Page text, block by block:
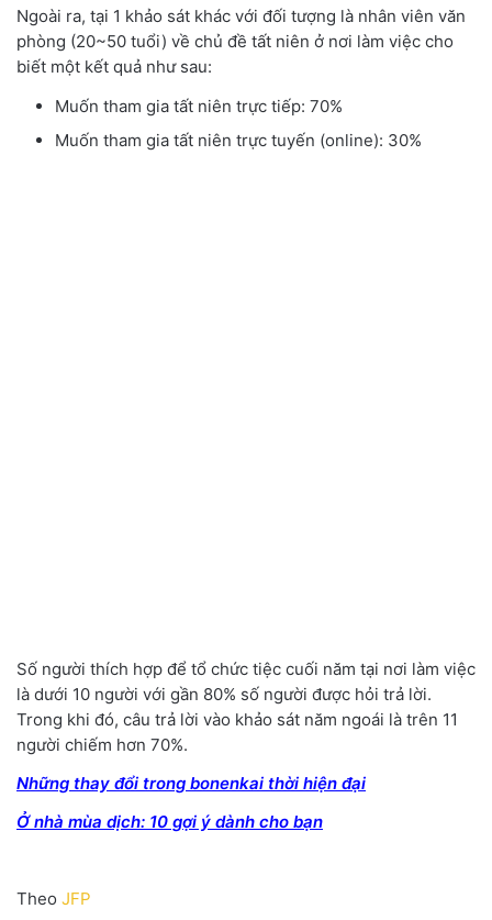
Ngoài ra, tại 1 khảo sát khác với đối tượng là nhân viên văn
phòng (20~50 tuổi) về chủ đề tất niên ở nơi làm việc cho
biết một kết quả như sau:
Muốn tham gia tất niên trực tiếp: 70%
Muốn tham gia tất niên trực tuyến (online): 30%
Số người thích hợp để tổ chức tiệc cuối năm tại nơi làm việc
là dưới 10 người với gần 80% số người được hỏi trả lời.
Trong khi đó, câu trả lời vào khảo sát năm ngoái là trên 11
người chiếm hơn 70%.
Những thay đổi trong bonenkai thời hiện đại
Ở nhà mùa dịch: 10 gợi ý dành cho bạn
Theo JFP